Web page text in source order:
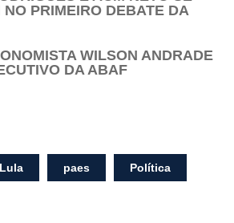
NO PRIMEIRO DEBATE DA
WILSON ANDRADE
DA ABAF
Lula paes Política